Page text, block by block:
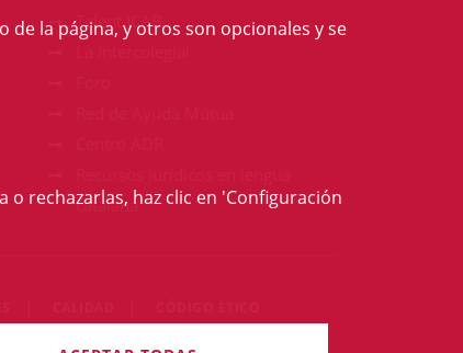
Talent ICAB
catalana
reservados
de la página, y otros son opcionales y se
rechazarlas, haz clic en 'Configuración